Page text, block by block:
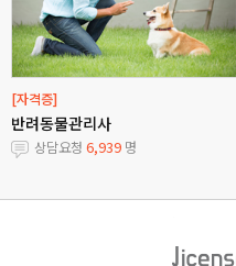
[자격증]
반려동물관리사
상담요청 6,939 명